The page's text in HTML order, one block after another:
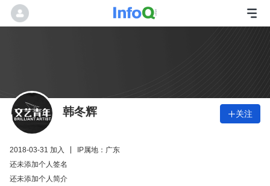
韩冬辉 关注
2018-03-31 加入
IP属地：广东
还未添加个人签名
还未添加个人简介